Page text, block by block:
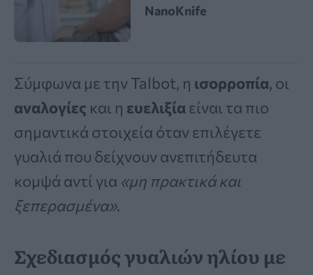
NanoKnife
Σύμφωνα με την Talbot, η ισορροπία, οι
αναλογίες και η ευελιξία είναι τα πιο
σημαντικά στοιχεία όταν επιλέγετε
γυαλιά που δείχνουν ανεπιτήδευτα
κομψά αντί για «μη πρακτικά και
ξεπερασμένα».
Σχεδιασμός γυαλιών ηλίου με